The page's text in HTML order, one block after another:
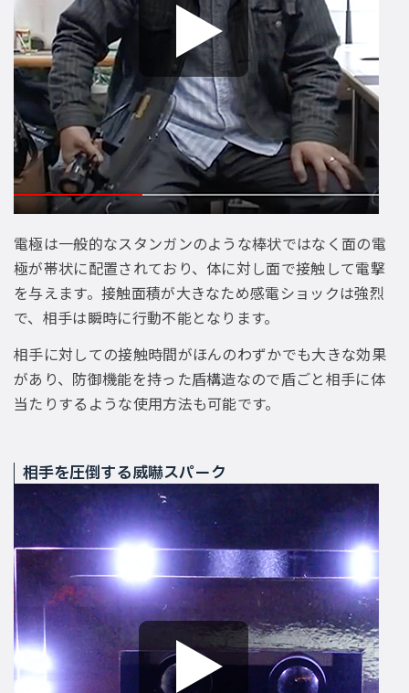
電極は一般的なスタンガンのような棒状ではなく面の電
極が帯状に配置されており、体に対し面で接触して電撃
を与えます。接触面積が大きなため感電ショックは強烈
で、相手は瞬時に行動不能となります。
相手に対しての接触時間がほんのわずかでも大きな効果
があり、防御機能を持った盾構造なので盾ごと相手に体
当たりするような使用方法も可能です。
相手を圧倒する威嚇スパーク